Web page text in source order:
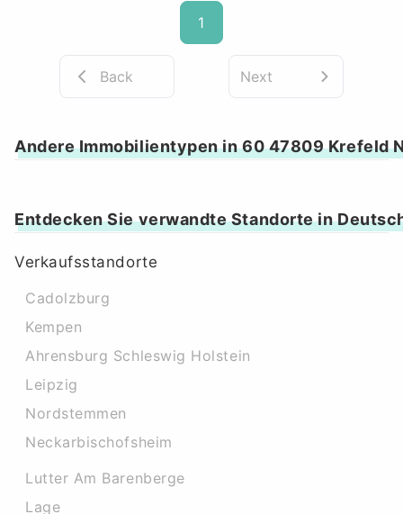
1
Back Next
Andere Immobilientypen in 60 47809 Krefeld
Entdecken Sie verwandte Standorte in
Verkaufsstandorte
Cadolzburg
Kempen
Ahrensburg Schleswig Holstein
Leipzig
Nordstemmen
Neckarbischofsheim
Lutter Am Barenberge
Lage